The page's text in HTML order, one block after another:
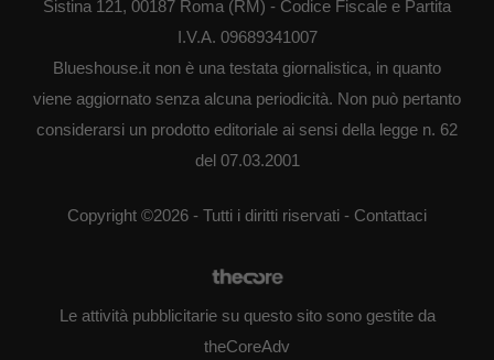
Sistina 121, 00187 Roma (RM) - Codice Fiscale e Partita
I.V.A. 09689341007
Blueshouse.it non è una testata giornalistica, in quanto
viene aggiornato senza alcuna periodicità. Non può pertanto
considerarsi un prodotto editoriale ai sensi della legge n. 62
del 07.03.2001
Copyright ©2026 - Tutti i diritti riservati - Contattaci
Le attività pubblicitarie su questo sito sono gestite da
theCoreAdv